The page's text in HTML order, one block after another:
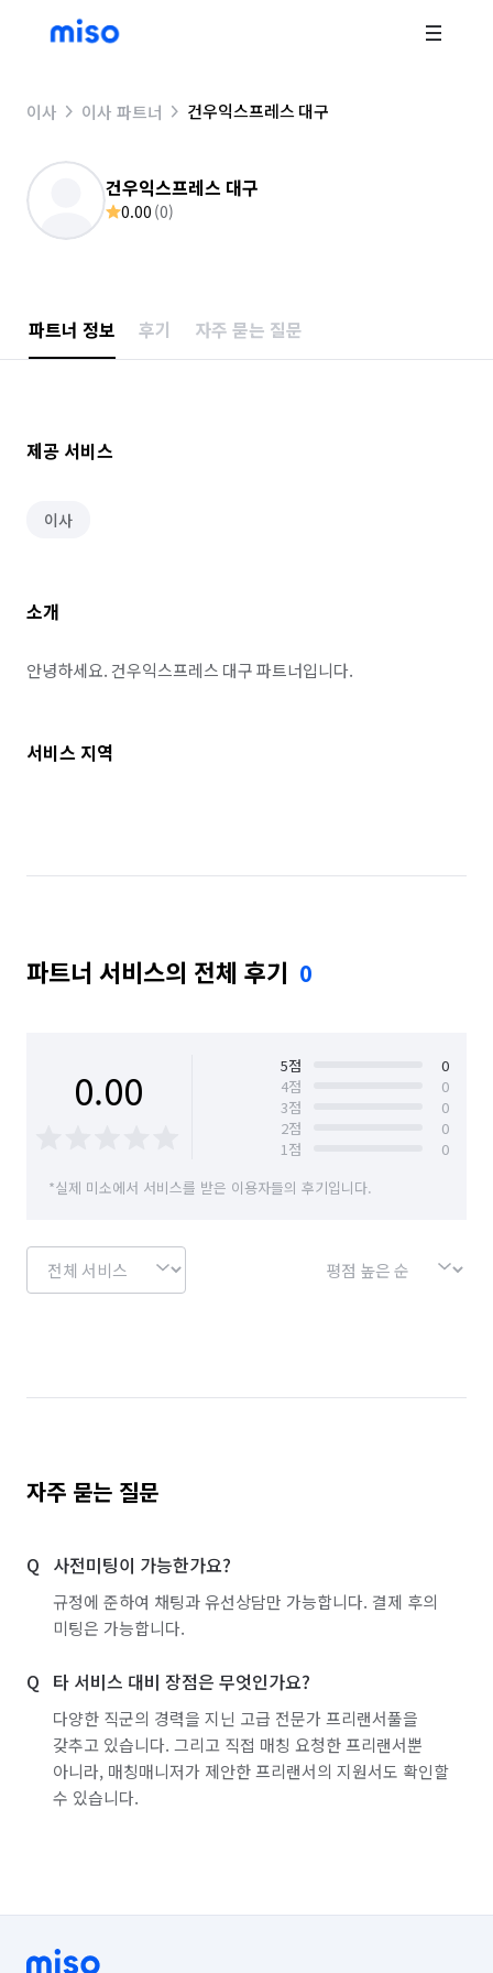
이사 이사 파트너 건우익스프레스 대구
건우익스프레스 대구
0.00 (0)
파트너 정보 후기 자주 묻는 질문
제공 서비스
이사
소개
안녕하세요. 건우익스프레스 대구 파트너입니다.
서비스 지역
파트너 서비스의 전체 후기 0
0.00 5점
0
4점
0
3점
0
2점
0
1점
0
*실제 미소에서 서비스를 받은 이용자들의 후기입니다.
자주 묻는 질문
사전미팅이 가능한가요?
규정에 준하여 채팅과 유선상담만 가능합니다. 결제 후의
미팅은 가능합니다.
타 서비스 대비 장점은 무엇인가요?
다양한 직군의 경력을 지닌 고급 전문가 프리랜서풀을
갖추고 있습니다. 그리고 직접 매칭 요청한 프리랜서뿐
아니라, 매칭매니저가 제안한 프리랜서의 지원서도 확인할
수 있습니다.